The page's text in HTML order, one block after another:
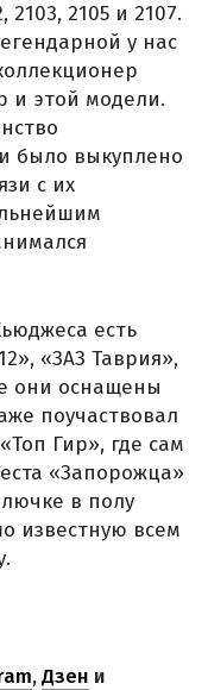
2105 и 2107.
у нас
и этой модели.
было выкуплено
с их
есть
«ЗАЗ Таврия»,
они оснащены
поучаствовал
Гир», где сам
«Запорожца»
в полу
известную всем
,Дзен и